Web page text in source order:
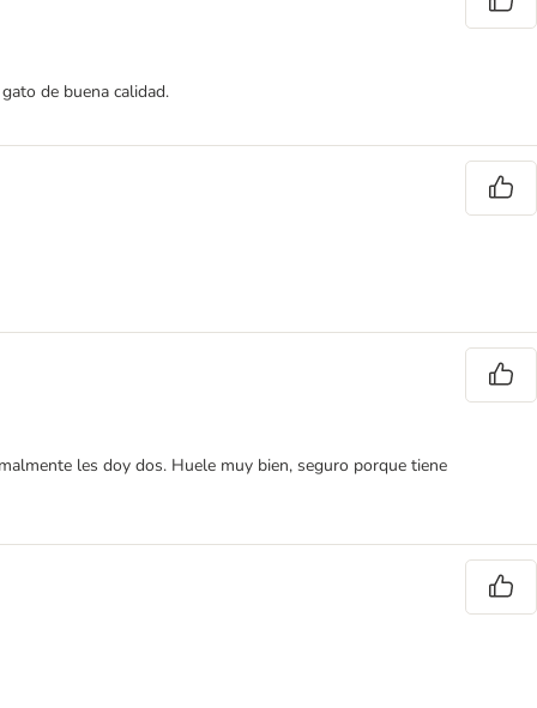
de buena calidad.
les doy dos. Huele muy bien, seguro porque tiene